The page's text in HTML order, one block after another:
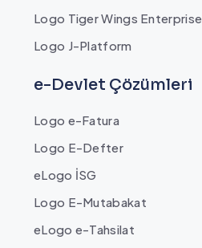
Logo Tiger Wings Enterprise
Logo J-Platform
e-Devlet Çözümleri
Logo e-Fatura
Logo E-Defter
eLogo İSG
Logo E-Mutabakat
eLogo e-Tahsilat